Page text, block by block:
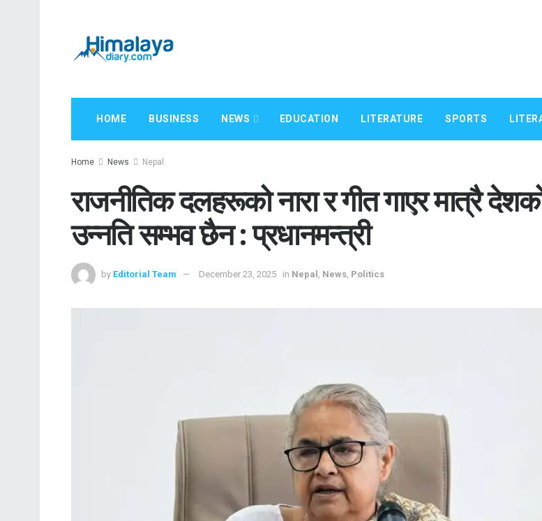
HOME BUSINESS NEWS EDUCATION LITERATURE SPORTS
Home News Nepal
राजनीतिक दलहरूको नारा र गीत गाएर मात्रै
उन्नति सम्भव छैन : प्रधानमन्त्री
by Editorial Team December 23, 2025 in Nepal News Politics